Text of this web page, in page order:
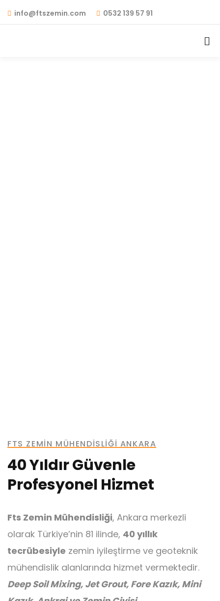
info@ftszemin.com 0532 139 57 91
Fore Kazık
Ankraj
Mini Kazık
FTS ZEMIN MÜHENDISLIĞI ANKARA
40 Yıldır Güvenle
Profesyonel Hizmet
Fts Zemin Mühendisliği, Ankara merkezli
olarak Türkiye’nin 81 ilinde, 40 yıllık
tecrübesiyle zemin iyileştirme ve geoteknik
mühendislik alanlarında hizmet vermektedir.
Deep Soil Mixing, Jet Grout, Fore Kazık, Mini